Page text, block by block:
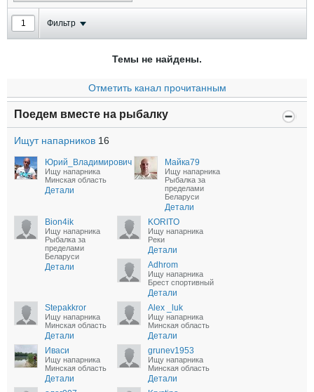
Фильтр
Темы не найдены.
Отметить канал прочитанным
Поедем вместе на рыбалку
Ищут напарников 16
Юрий_Владимирович
Ищу напарника
Минская область
Детали
Майка79
Ищу напарника
Рыбалка за
пределами
Беларуси
Детали
Bion4ik
Ищу напарника
Рыбалка за
пределами
Беларуси
Детали
KORITO
Ищу напарника
Реки
Детали
Adhrom
Ищу напарника
Брест спортивный
Детали
Stepakkror
Ищу напарника
Минская область
Детали
Alex _luk
Ищу напарника
Минская область
Детали
Иваси
Ищу напарника
Минская область
Детали
grunev1953
Ищу напарника
Минская область
Детали